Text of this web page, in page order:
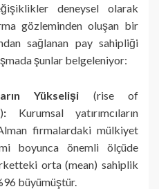
deneysel olarak
gözleminden oluşan bir
sağlanan pay sahipliği
şunlar belgeleniyor:
Yükselişi (rise of
: Kurumsal yatırımcıların
firmalardaki mülkiyet
boyunca önemli ölçüde
orta (mean) sahiplik
büyümüştür.